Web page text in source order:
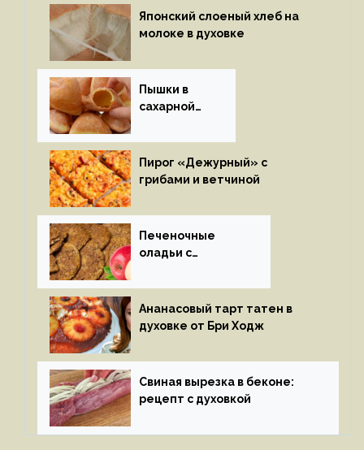
Японский слоеный хлеб на
молоке в духовке
Пышки в
сахарной
Пирог «Дежурный» с
грибами и ветчиной
Печеночные
оладьи с
Ананасовый тарт татен в
духовке от Бри Ходж
Свиная вырезка в беконе:
рецепт с духовкой